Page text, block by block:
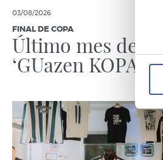
03/08/2026
FINAL DE COPA
Último mes de
‘GUazen